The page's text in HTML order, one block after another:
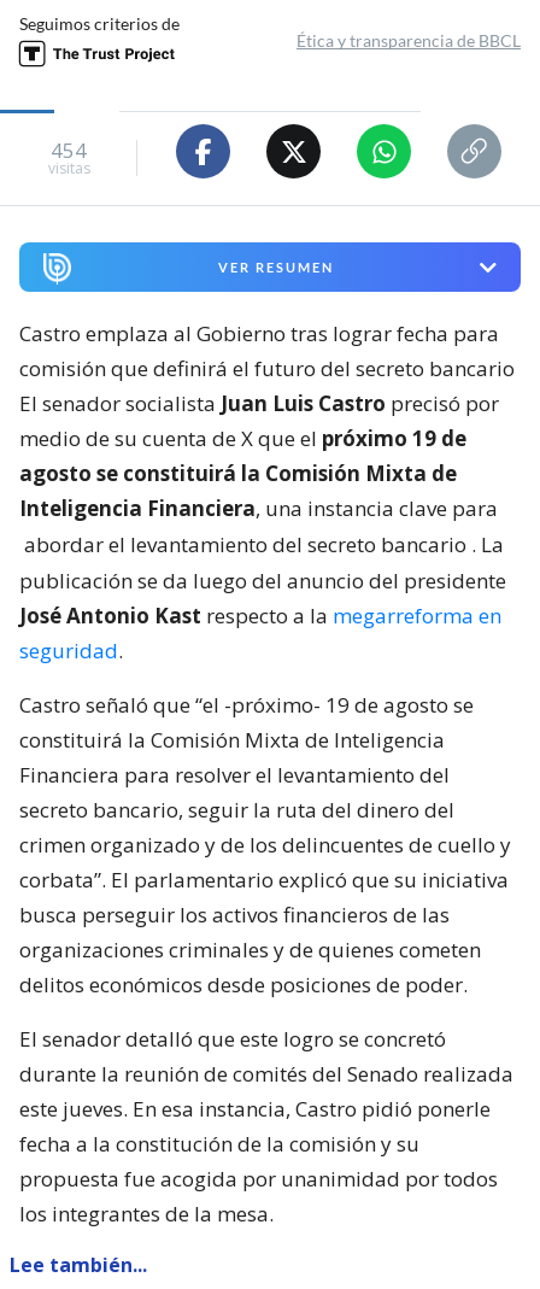
Seguimos criterios de
Ética y transparencia de BBCL
454
visitas
VER RESUMEN
Castro emplaza al Gobierno tras lograr fecha para
comisión que definirá el futuro del secreto bancario
El senador socialista Juan Luis Castro precisó por
medio de su cuenta de X que el próximo 19 de
agosto se constituirá la Comisión Mixta de
Inteligencia Financiera, una instancia clave para
abordar el levantamiento del secreto bancario . La
publicación se da luego del anuncio del presidente
José Antonio Kast respecto a la megarreforma en
seguridad.
Castro señaló que “el -próximo- 19 de agosto se
constituirá la Comisión Mixta de Inteligencia
Financiera para resolver el levantamiento del
secreto bancario, seguir la ruta del dinero del
crimen organizado y de los delincuentes de cuello y
corbata”. El parlamentario explicó que su iniciativa
busca perseguir los activos financieros de las
organizaciones criminales y de quienes cometen
delitos económicos desde posiciones de poder.
El senador detalló que este logro se concretó
durante la reunión de comités del Senado realizada
este jueves. En esa instancia, Castro pidió ponerle
fecha a la constitución de la comisión y su
propuesta fue acogida por unanimidad por todos
los integrantes de la mesa.
Lee también...